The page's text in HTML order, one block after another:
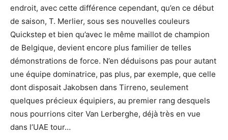
endroit, avec cette différence cependant, qu’en ce début
de saison, T. Merlier, sous ses nouvelles couleurs
Quickstep et bien qu’avec le même maillot de champion
de Belgique, devient encore plus familier de telles
démonstrations de force. N’en déduisons pas pour autant
une équipe dominatrice, pas plus, par exemple, que celle
dont disposait Jakobsen dans Tirreno, seulement
quelques précieux équipiers, au premier rang desquels
nous pourrions citer Van Lerberghe, déjà très en vue
dans l’UAE tour…